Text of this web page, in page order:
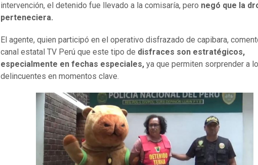
intervención, el detenido fue llevado a la comisaría, pero negó que la
perteneciera.
El agente, quien participó en el operativo disfrazado de capibara,
canal estatal TV Perú que este tipo de disfraces son estratégicos,
especialmente en fechas especiales, ya que permiten sorprender a
delincuentes en momentos clave.